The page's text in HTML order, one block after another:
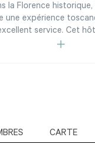
la Florence
une expérience
service. Cet
CARTE